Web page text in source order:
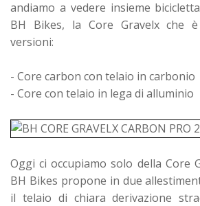
andiamo a vedere insieme
BH Bikes, la Core Gravelx che
versioni:
- Core carbon con telaio in carbonio
- Core con telaio in lega di alluminio
Oggi ci occupiamo solo della Core
BH Bikes propone in due
il telaio di chiara derivazione